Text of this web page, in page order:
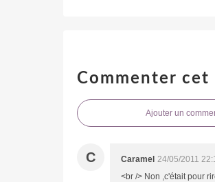
Commenter
Ajouter un
C Caramel 24/05/2011
<br /> Non ,c'était pour